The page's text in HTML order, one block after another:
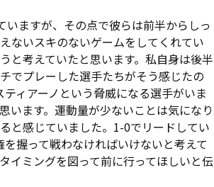
ディングシュートを決められて同点に
代えてペチュニクを投入。84分にはム
ュニクが2トップを形成することになっ
ペチュニクが鮮やかなトラップから巧
は続いた。終了間際にも岩上がゴール
なった。
いまだ避難されている方に対し、心か
、次のように手応えを口にした。「前
ーしてくれた。リスクマネジメント
ますが、その点で彼らは前半からしっ
ないスキのないゲームをしてくれてい
と考えていたと思います。私自身は後半
でプレーした選手たちがそう感じたの
ィアーノという脅威になる選手がいま
います。運動量が少ないことは気になり
と感じていました。1-0でリードしてい
握って戦わなければいけないと考えて
イミングを図って前に行ってほしいと伝